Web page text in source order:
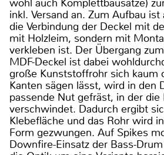
wohl auch Komplettbausätze)
inkl. Versand an. Zum Aufbau
die Verbindung der Deckel mit
mit Holzleim, sondern mit
verkleben ist. Der Übergang
MDF-Deckel ist dabei
große Kunststoffrohr sich kaum
Kanten sägen lässt, wird in den
passende Nut gefräst, in der die
verschwindet. Dadurch ergibt
Klebefläche und das Rohr wird
Form gezwungen. Auf Spikes
Downfire-Einsatz der Bass-